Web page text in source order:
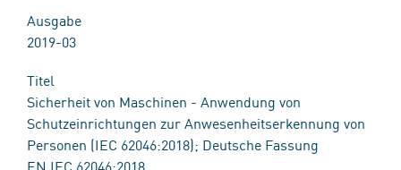
Ausgabe
2019-03
Titel
Sicherheit von Maschinen - Anwendung von
Schutzeinrichtungen zur Anwesenheitserkennung von
Personen (IEC 62046:2018); Deutsche Fassung
EN IEC 62046:2018